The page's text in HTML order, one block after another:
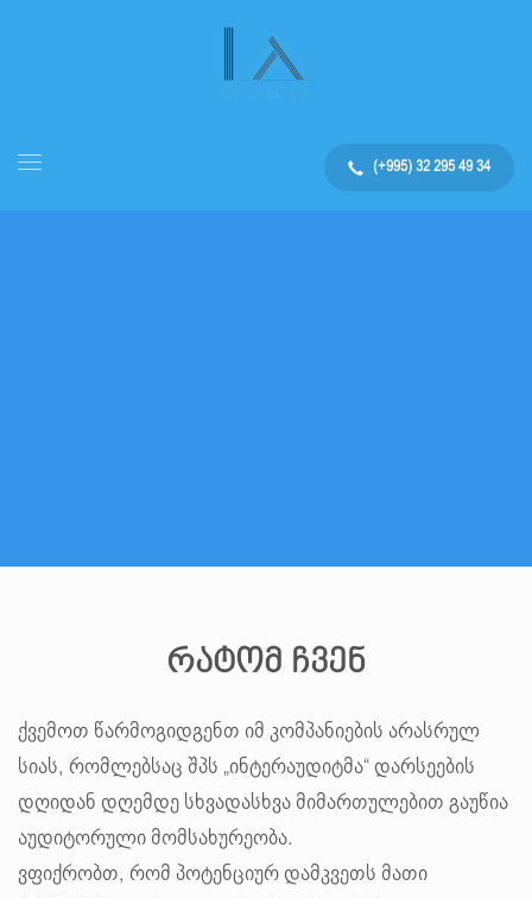
(+995) 32 295 49 34
რატომ ჩვენ
ქვემოთ წარმოგიდგენთ იმ კომპანიების არასრულ
სიას, რომლებსაც შპს „ინტერაუდიტმა“ დარსეების
დღიდან დღემდე სხვადასხვა მიმართულებით გაუწია
აუდიტორული მომსახურეობა.
ვფიქრობთ, რომ პოტენციურ დამკვეთს მათი